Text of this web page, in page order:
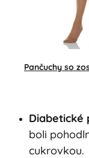
Pančuchy so
Diabetické
boli
cukrovkou.